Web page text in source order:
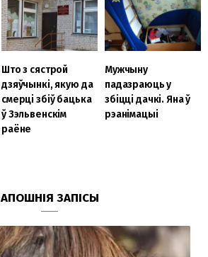
Што з сястрой
дзяўчынкі, якую да
смерці збіў бацька
ў Зэльвенскім
раёне
Мужчыну
падазраюць у
збіцці дачкі. Яна ў
рэанімацыі
АПОШНІЯ ЗАПІСЫ